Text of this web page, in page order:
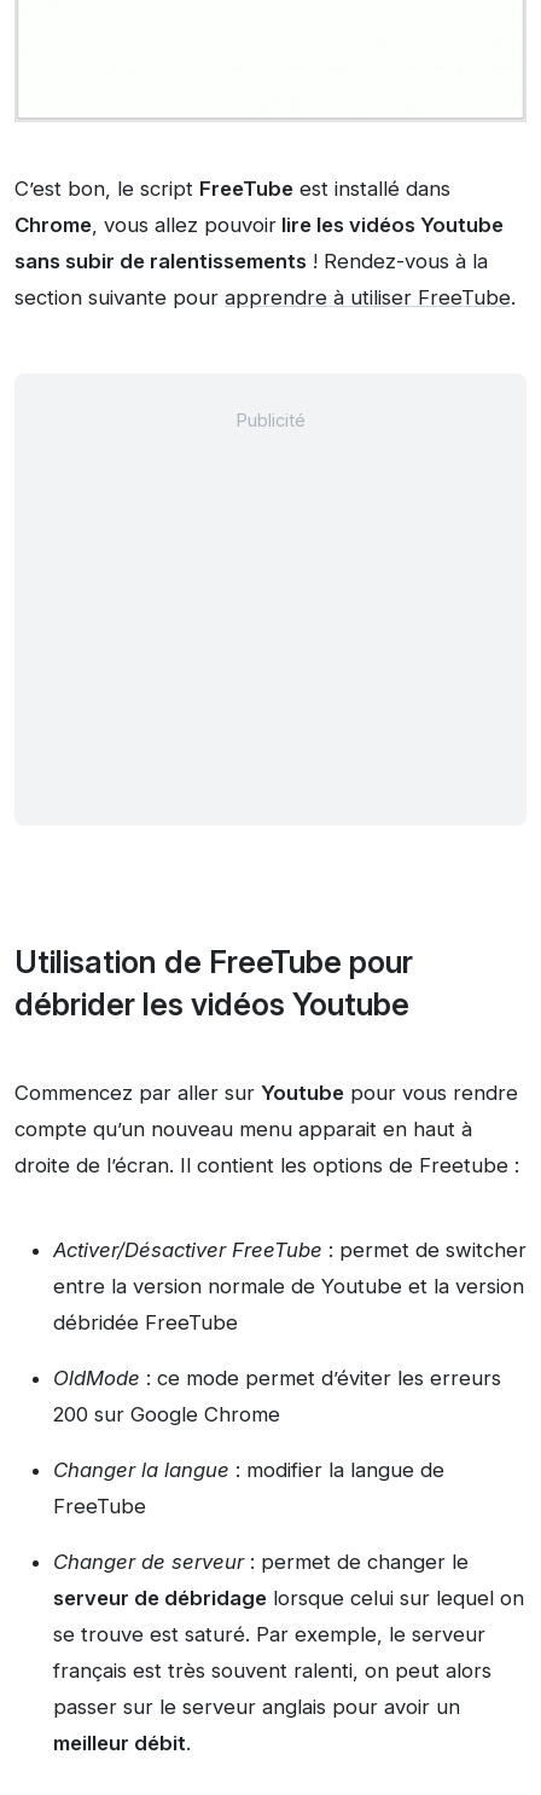
C’est bon, le script FreeTube est installé dans
Chrome, vous allez pouvoir lire les vidéos Youtube
sans subir de ralentissements ! Rendez-vous à la
section suivante pour apprendre à utiliser FreeTube.
Utilisation de FreeTube pour
débrider les vidéos Youtube
Commencez par aller sur Youtube pour vous rendre
compte qu’un nouveau menu apparait en haut à
droite de l’écran. Il contient les options de Freetube :
Activer/Désactiver FreeTube : permet de switcher
entre la version normale de Youtube et la version
débridée FreeTube
OldMode : ce mode permet d’éviter les erreurs
200 sur Google Chrome
Changer la langue : modifier la langue de
FreeTube
Changer de serveur: permet de changer le
serveur de débridage lorsque celui sur lequel on
se trouve est saturé. Par exemple, le serveur
français est très souvent ralenti, on peut alors
passer sur le serveur anglais pour avoir un
meilleur débit.